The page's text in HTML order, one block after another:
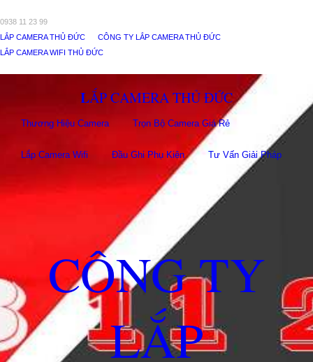
0938 11 23 99
LẮP CAMERA THỦ ĐỨC
CÔNG TY LẮP CAMERA THỦ ĐỨC
LẮP CAMERA WIFI THỦ ĐỨC
LẮP CAMERA THỦ ĐỨC
Thương Hiệu Camera Trọn Bộ Camera Giá Rẻ
Lắp Camera Wifi Đầu Ghi Phụ Kiên Tư Vấn Giải Pháp
CÔNG TY
LẮP